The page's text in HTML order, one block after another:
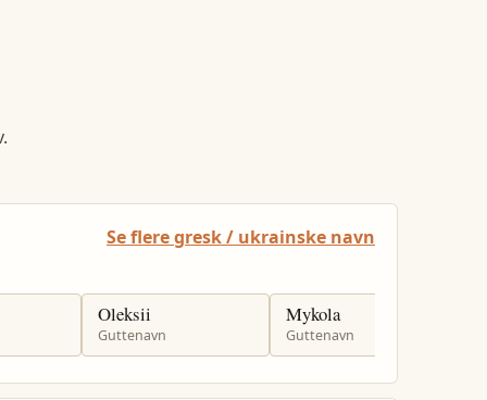
Se flere gresk / ukrainske navn
Oleksii
Guttenavn
Mykola
Guttenavn